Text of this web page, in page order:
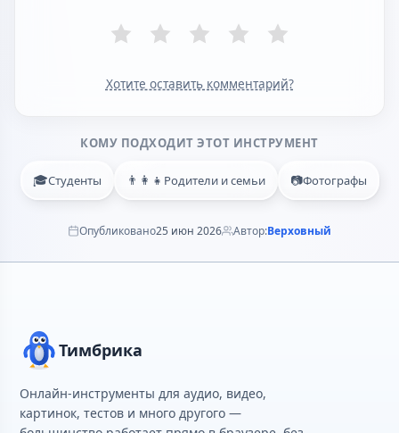
Хотите оставить комментарий?
КОМУ ПОДХОДИТ ЭТОТ ИНСТРУМЕНТ
🎓Студенты 👨‍👩‍👧 Родители и семьи 📷Фотографы
Опубликовано25 июн 2026 Автор:Верховный
Тимбрика
Онлайн-инструменты для аудио, видео,
картинок, тестов и много другого —